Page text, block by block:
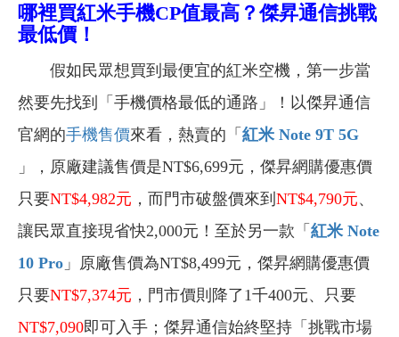
哪裡買紅米手機CP值最高？傑昇通信挑戰
最低價！
假如民眾想買到最便宜的紅米空機，第一步當
然要先找到「手機價格最低的通路」！以傑昇通信
官網的手機售價來看，熱賣的「 紅米 Note 9T 5G
」，原廠建議售價是NT$6,699元，傑昇網購優惠價
只要NT$4,982元 ，而門市破盤價來到 NT$4,790元、
讓民眾直接現省快2,000元！至於另一款「 紅米 Note
10 Pro 」原廠售價為NT$8,499元，傑昇網購優惠價
只要NT$7,374元 ，門市價則降了1千400元、只要
NT$7,090即可入手；傑昇通信始終堅持「挑戰市場